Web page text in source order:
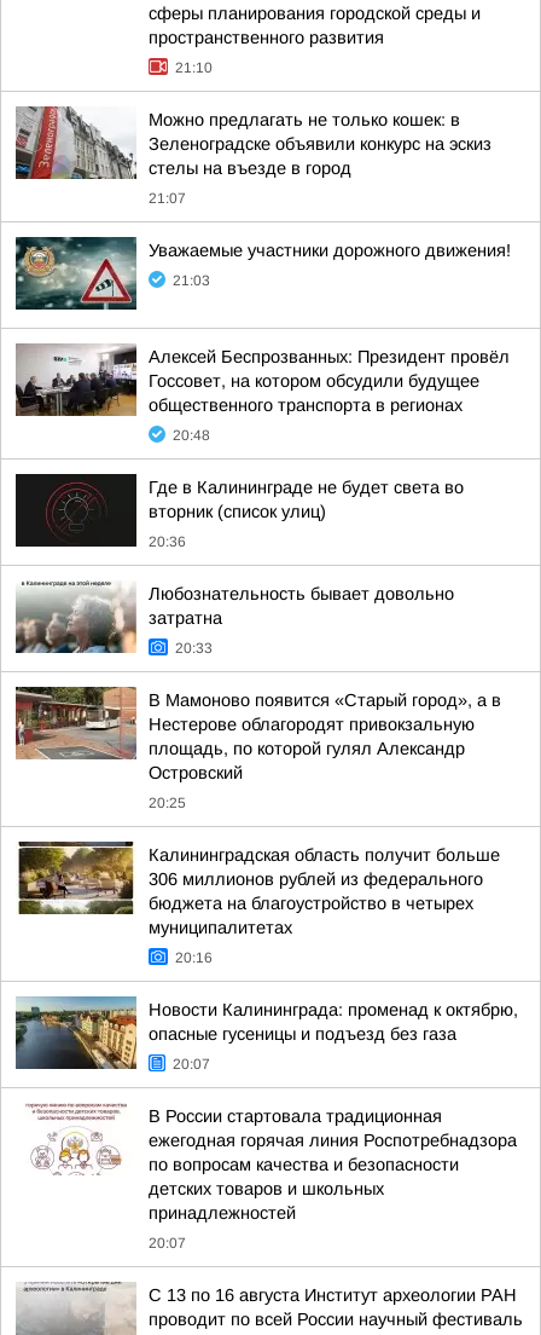
сферы планирования городской среды и
пространственного развития
21:10
Можно предлагать не только кошек: в
Зеленоградске объявили конкурс на эскиз
стелы на въезде в город
21:07
Уважаемые участники дорожного движения!
21:03
Алексей Беспрозванных: Президент провёл
Госсовет, на котором обсудили будущее
общественного транспорта в регионах
20:48
Где в Калининграде не будет света во
вторник (список улиц)
20:36
Любознательность бывает довольно
затратна
20:33
В Мамоново появится «Старый город», а в
Нестерове облагородят привокзальную
площадь, по которой гулял Александр
Островский
20:25
Калининградская область получит больше
306 миллионов рублей из федерального
бюджета на благоустройство в четырех
муниципалитетах
20:16
Новости Калининграда: променад к октябрю,
опасные гусеницы и подъезд без газа
20:07
В России стартовала традиционная
ежегодная горячая линия Роспотребнадзора
по вопросам качества и безопасности
детских товаров и школьных
принадлежностей
20:07
С 13 по 16 августа Институт археологии РАН
проводит по всей России научный фестиваль